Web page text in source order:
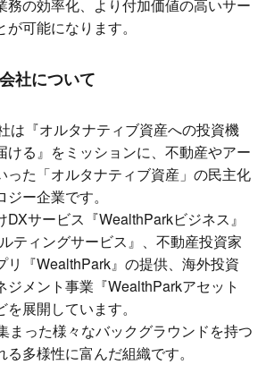
務の効率化、より付加価値の高いサー
可能になります。
社について
は『オルタナティブ資産への投資機
ける』をミッションに、不動産やアー
った「オルタナティブ資産」の民主化
ー企業です。
サービス『WealthParkビジネス』
ティングサービス』、不動産投資家
リ『WealthPark』の提供、海外投資
ジメント事業『WealthParkアセット
展開しています。
まった様々なバックグラウンドを持つ
多様性に富んだ組織です。